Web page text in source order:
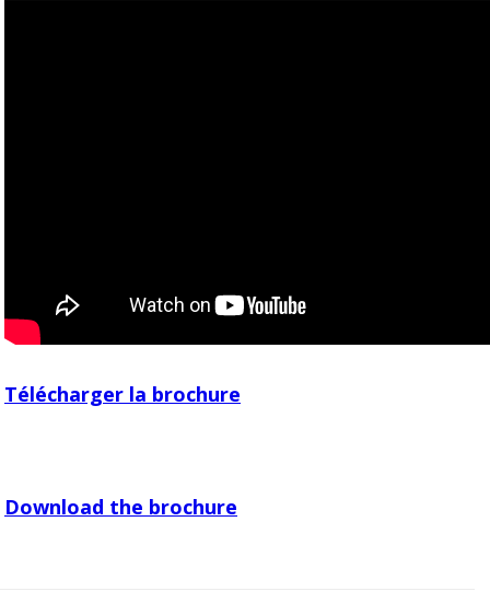
Télécharger la brochure
Download the brochure